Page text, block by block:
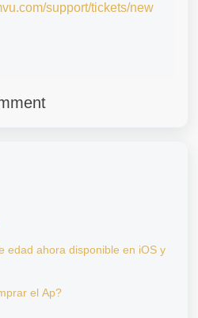
support/tickets/new
edad ahora disponible en iOS y
el Ap?